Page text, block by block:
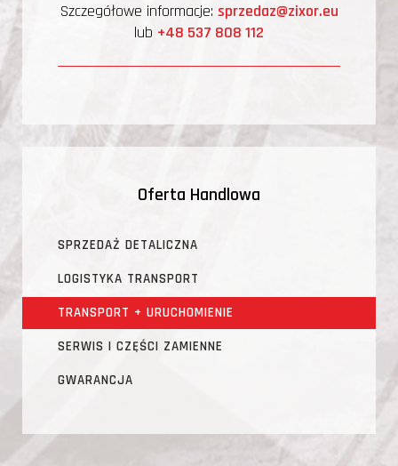
Szczegółowe informacje: sprzedaz@zixor.eu
lub +48 537 808 112
Oferta Handlowa
SPRZEDAŻ DETALICZNA
LOGISTYKA TRANSPORT
TRANSPORT + URUCHOMIENIE
SERWIS I CZĘŚCI ZAMIENNE
GWARANCJA